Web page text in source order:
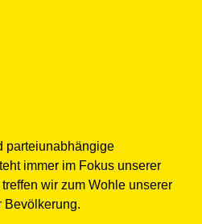
parteiunabhängige
immer im Fokus unserer
wir zum Wohle unserer
Bevölkerung.